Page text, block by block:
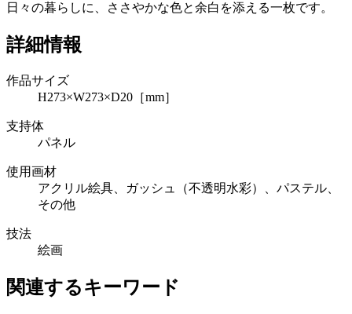
日々の暮らしに、ささやかな色と余白を添える一枚です。
詳細情報
作品サイズ
H273×W273×D20［mm］
支持体
パネル
使用画材
アクリル絵具、ガッシュ（不透明水彩）、パステル、
その他
技法
絵画
関連するキーワード